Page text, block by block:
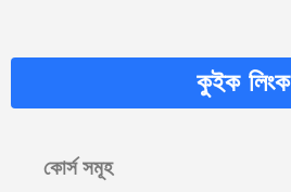
কুইক লিংক
কোর্স সমূহ